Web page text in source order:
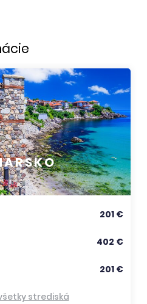
201 €
402 €
201 €
strediská